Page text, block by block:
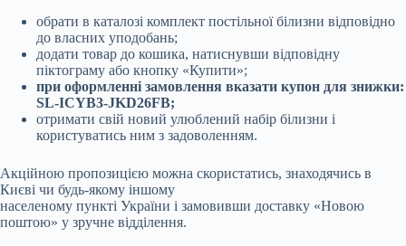
обрати в каталозі комплект постільної білизни відповідно
до власних уподобань;
додати товар до кошика, натиснувши відповідну
піктограму або кнопку «Купити»;
при оформленні замовлення вказати купон для знижки:
SL-ICYB3-JKD26FB;
отримати свій новий улюблений набір білизни і
користуватись ним з задоволенням.
Акційною пропозицією можна скористатись, знаходячись в
Києві чи будь-якому іншому
населеному пункті України і замовивши доставку «Новою
поштою» у зручне відділення.